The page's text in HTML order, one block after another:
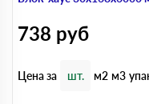
738 руб
Цена за шт. м2 м3